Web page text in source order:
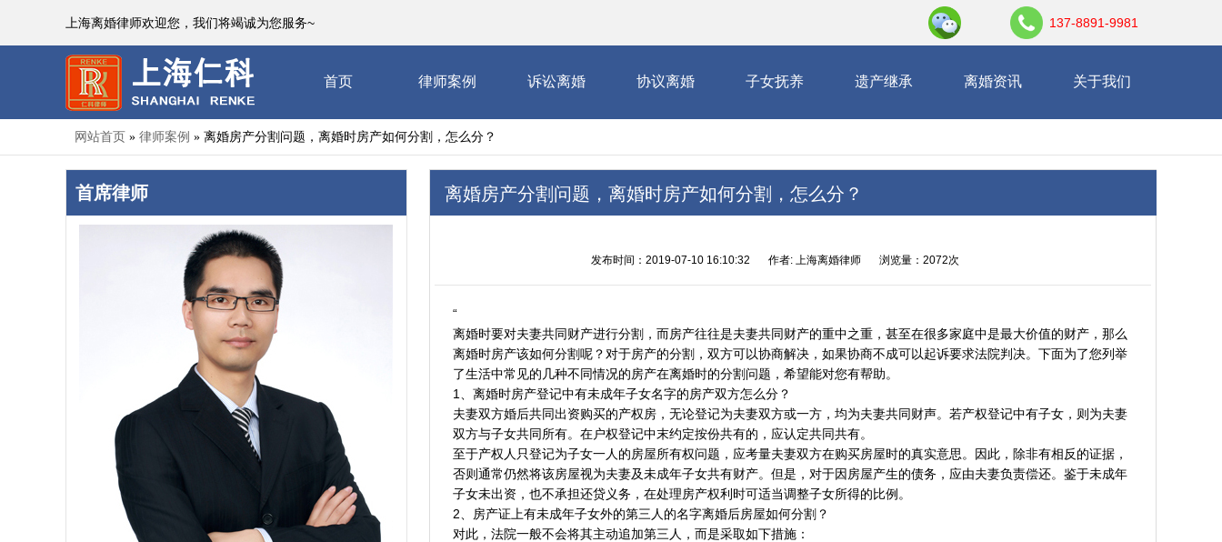
上海离婚律师欢迎您，我们将竭诚为您服务~ 137-8891-9981
首页 律师案例 诉讼离婚 协议离婚 子女抚养 遗产继承 离婚资讯 关于我们
网站首页 » 律师案例 » 离婚房产分割问题，离婚时房产如何分割，怎么分？
首席律师 离婚房产分割问题，离婚时房产如何分割，怎么分？
发布时间：2019-07-10 16:10:32 作者: 上海离婚律师 浏览量：2072次
“
离婚时要对夫妻共同财产进行分割，而房产往往是夫妻共同财产的重中之重，甚至在很多家庭中是最大价值的财产，那么
离婚时房产该如何分割呢？对于房产的分割，双方可以协商解决，如果协商不成可以起诉要求法院判决。下面为了您列举
了生活中常见的几种不同情况的房产在离婚时的分割问题，希望能对您有帮助。
1、离婚时房产登记中有未成年子女名字的房产双方怎么分？
夫妻双方婚后共同出资购买的产权房，无论登记为夫妻双方或一方，均为夫妻共同财声。若产权登记中有子女，则为夫妻
双方与子女共同所有。在户权登记中末约定按份共有的，应认定共同共有。
至于产权人只登记为子女一人的房屋所有权问题，应考量夫妻双方在购买房屋时的真实意思。因此，除非有相反的证据，
否则通常仍然将该房屋视为夫妻及未成年子女共有财产。但是，对于因房屋产生的债务，应由夫妻负责偿还。鉴于未成年
子女未出资，也不承担还贷义务，在处理房产权利时可适当调整子女所得的比例。
2、房产证上有未成年子女外的第三人的名字离婚后房屋如何分割？
对此，法院一般不会将其主动追加第三人，而是采取如下措施：